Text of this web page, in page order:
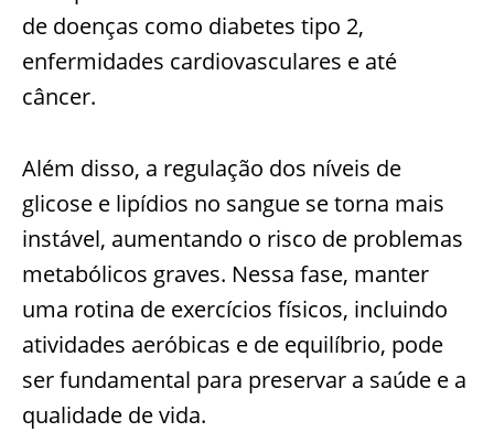
de doenças como diabetes tipo 2,
enfermidades cardiovasculares e até
câncer.
Além disso, a regulação dos níveis de
glicose e lipídios no sangue se torna mais
instável, aumentando o risco de problemas
metabólicos graves. Nessa fase, manter
uma rotina de exercícios físicos, incluindo
atividades aeróbicas e de equilíbrio, pode
ser fundamental para preservar a saúde e a
qualidade de vida.